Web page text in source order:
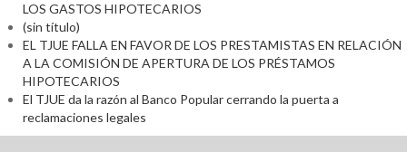
LOS GASTOS HIPOTECARIOS
(sin título)
EL TJUE FALLA EN FAVOR DE LOS PRESTAMISTAS EN RELACIÓN
A LA COMISIÓN DE APERTURA DE LOS PRÉSTAMOS
HIPOTECARIOS
El TJUE da la razón al Banco Popular cerrando la puerta a
reclamaciones legales